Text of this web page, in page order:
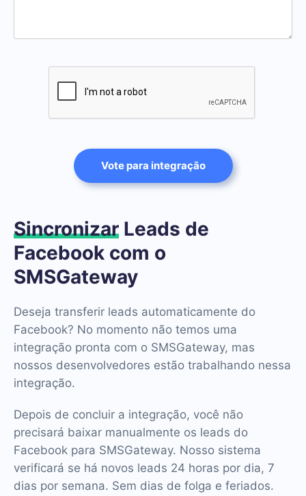
Vote para integração
Sincronizar Leads de
Facebook com o
SMSGateway
Deseja transferir leads automaticamente do
Facebook? No momento não temos uma
integração pronta com o SMSGateway, mas
nossos desenvolvedores estão trabalhando nessa
integração.
Depois de concluir a integração, você não
precisará baixar manualmente os leads do
Facebook para SMSGateway. Nosso sistema
verificará se há novos leads 24 horas por dia, 7
dias por semana. Sem dias de folga e feriados.